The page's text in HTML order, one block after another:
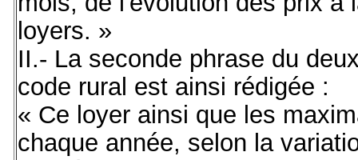
loyers. »
II.- La seconde phrase du
code rural est ainsi rédigée :
« Ce loyer ainsi que les
chaque année, selon la